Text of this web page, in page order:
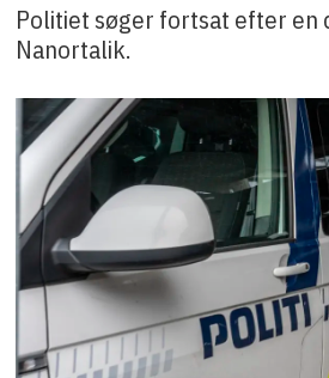
Politiet søger fortsat efter en
Nanortalik.